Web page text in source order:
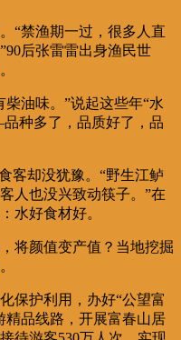
“禁渔期一过，很多人直
后张雷雷出身渔民世
油味。”说起这些年“水
种多了，品质好了，品
客却没犹豫。“野生江鲈
人也没兴致动筷子。”在
水好食材好。
将颜值变产值？当地挖掘
保护利用，办好“公望富
精品线路，开展富春山居